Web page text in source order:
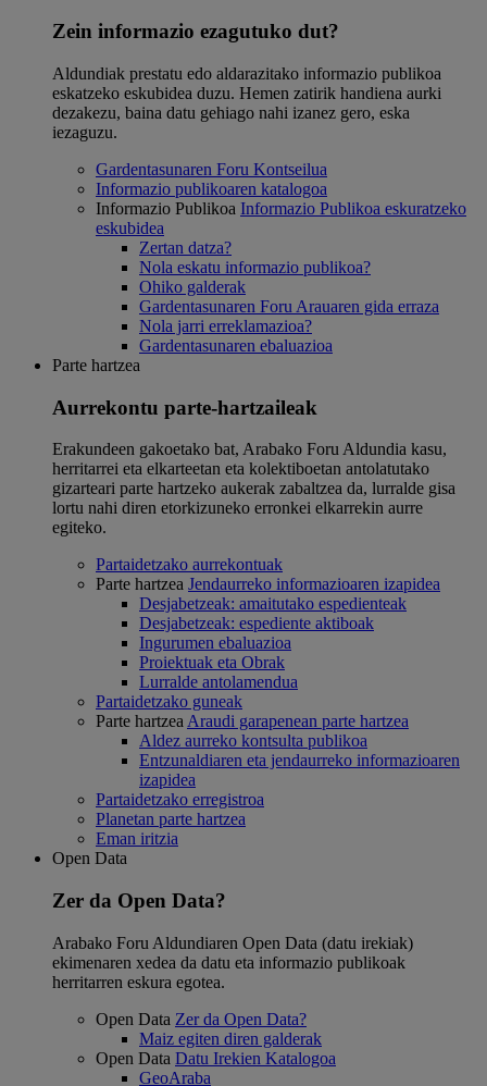
Zein informazio ezagutuko dut?
Aldundiak prestatu edo aldarazitako informazio publikoa
eskatzeko eskubidea duzu. Hemen zatirik handiena aurki
dezakezu, baina datu gehiago nahi izanez gero, eska
iezaguzu.
Gardentasunaren Foru Kontseilua
Informazio publikoaren katalogoa
Informazio Publikoa Informazio Publikoa eskuratzeko
eskubidea
Zertan datza?
Nola eskatu informazio publikoa?
Ohiko galderak
Gardentasunaren Foru Arauaren gida erraza
Nola jarri erreklamazioa?
Gardentasunaren ebaluazioa
Parte hartzea
Aurrekontu parte-hartzaileak
Erakundeen gakoetako bat, Arabako Foru Aldundia kasu,
herritarrei eta elkarteetan eta kolektiboetan antolatutako
gizarteari parte hartzeko aukerak zabaltzea da, lurralde gisa
lortu nahi diren etorkizuneko erronkei elkarrekin aurre
egiteko.
Partaidetzako aurrekontuak
Parte hartzea Jendaurreko informazioaren izapidea
Desjabetzeak: amaitutako espedienteak
Desjabetzeak: espediente aktiboak
Ingurumen ebaluazioa
Proiektuak eta Obrak
Lurralde antolamendua
Partaidetzako guneak
Parte hartzea Araudi garapenean parte hartzea
Aldez aurreko kontsulta publikoa
Entzunaldiaren eta jendaurreko informazioaren
izapidea
Partaidetzako erregistroa
Planetan parte hartzea
Eman iritzia
Open Data
Zer da Open Data?
Arabako Foru Aldundiaren Open Data (datu irekiak)
ekimenaren xedea da datu eta informazio publikoak
herritarren eskura egotea.
Open Data Zer da Open Data?
Maiz egiten diren galderak
Open Data Datu Irekien Katalogoa
GeoAraba